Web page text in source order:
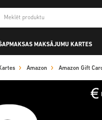
MAKSĀJUMU KARTES
Amazon Amazon Gift